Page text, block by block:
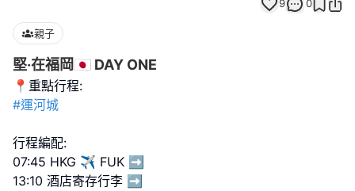
9 0
親子
堅·在福岡🇯🇵 DAY ONE
#運河城
行程編配:
07:45 HKG ✈️ FUK ➡️
13:10 酒店寄存行李 ➡️